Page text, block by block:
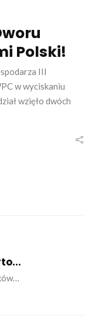
Polski!
III
w wyciskaniu
wzięło dwóch